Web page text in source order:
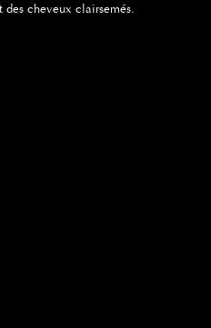
cheveux clairsemés.